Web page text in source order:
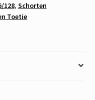
128, Schorten
Toetie